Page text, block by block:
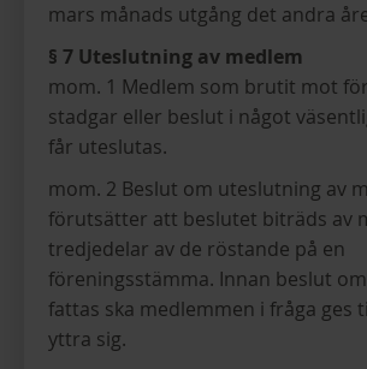
mars månads utgång det andra
§ 7 Uteslutning av medlem
mom. 1 Medlem som brutit mot
stadgar eller beslut i något
får uteslutas.
mom. 2 Beslut om uteslutning av
förutsätter att beslutet biträds av
tredjedelar av de röstande på en
föreningsstämma. Innan beslut
fattas ska medlemmen i fråga ges
yttra sig.